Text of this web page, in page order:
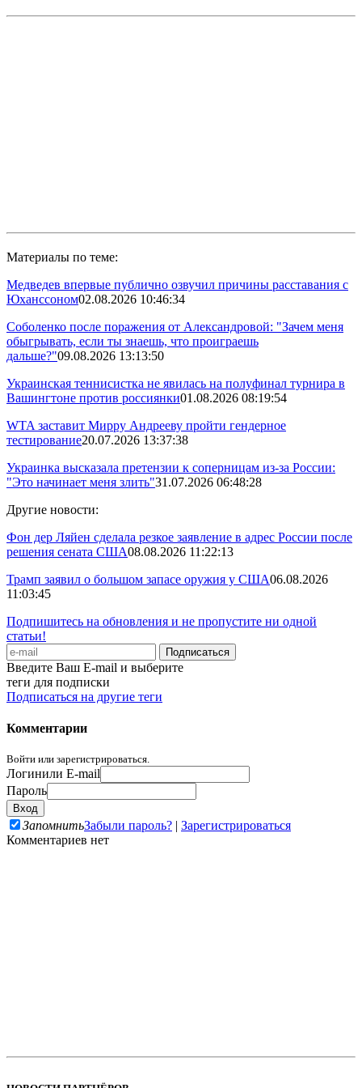
Материалы по теме:
Медведев впервые публично озвучил причины расставания с
Юханссоном02.08.2026 10:46:34
Соболенко после поражения от Александровой: "Зачем меня
обыгрывать, если ты знаешь, что проиграешь
дальше?"09.08.2026 13:13:50
Украинская теннисистка не явилась на полуфинал турнира в
Вашингтоне против россиянки01.08.2026 08:19:54
WTA заставит Мирру Андрееву пройти гендерное
тестирование20.07.2026 13:37:38
Украинка высказала претензии к соперницам из-за России:
"Это начинает меня злить"31.07.2026 06:48:28
Другие новости:
Фон дер Ляйен сделала резкое заявление в адрес России после
решения сената США08.08.2026 11:22:13
Трамп заявил о большом запасе оружия у США06.08.2026
11:03:45
Подпишитесь на обновления и не пропустите ни одной
статьи!
Введите Ваш E-mail и выберите
теги для подписки
Подписаться на другие теги
Комментарии
Войти или зарегистрироваться.
Логинили E-mail
Пароль
ЗапомнитьЗабыли пароль? | Зарегистрироваться
Комментариев нет